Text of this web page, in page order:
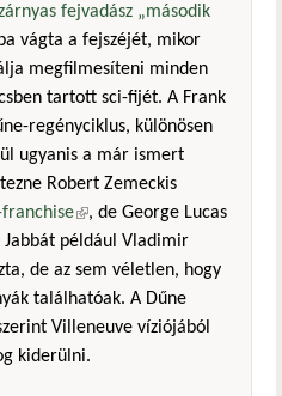
fejvadász „második
vágta a fejszéjét, mikor
megfilmesíteni minden
tartott sci-fijét. A Frank
regényciklus, különösen
ugyanis a már ismert
Robert Zemeckis
(külső hivatkozás)
, de George Lucas
hivatkozás)
Jabbát például Vladimir
de az sem véletlen, hogy
találhatóak. A Dűne
Villeneuve víziójából
kiderülni.